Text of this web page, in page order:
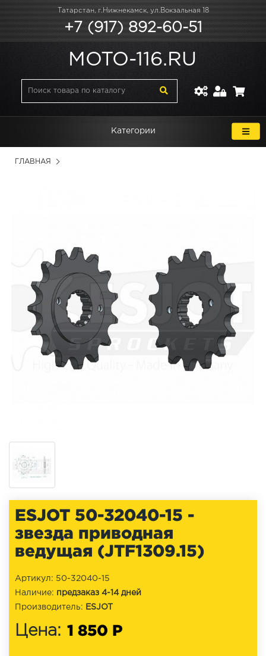
Татарстан, г.Нижнекамск, ул.Вокзальная 18
+7 (917) 892-60-51
MOTO-116.RU
Категории
ГЛАВНАЯ
ESJOT 50-32040-15 -
звезда приводная
ведущая (JTF1309.15)
Артикул: 50-32040-15
Наличие: предзаказ 4-14 дней
Производитель:
ESJOT
Цена: 1 850 Р